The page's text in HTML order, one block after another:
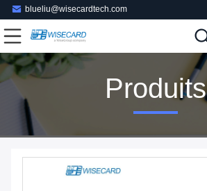
blueliu@wisecardtech.com
Produits